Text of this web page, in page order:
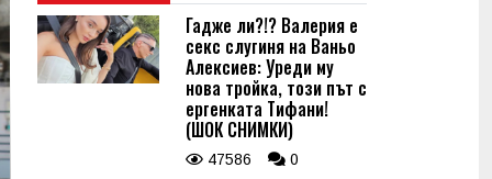
Гадже ли?!? Валерия е
секс слугиня на Ваньо
Алексиев: Уреди му
нова тройка, този път с
ергенката Тифани!
(ШОК СНИМКИ)
47586 0